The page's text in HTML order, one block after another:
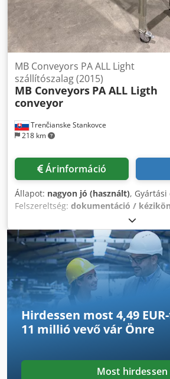
Trenčianske Stankovce
218 km
MB Conveyors PA ALL Light
szállítószalag (2015)
MB Conveyors PA ALL Ligth
conveyor
Árinformáció
Állapot: nagyon jó (használt), Gyártási
Felszereltség: dokumentáció /
PA ALL könnyű szállítószalag (2015)
Szélesség = 50 cm Dkodpfx Aeyf
cm (állítható)
Hirdessen most 4,49
11 millió vevővár Önre
Most hirdessen